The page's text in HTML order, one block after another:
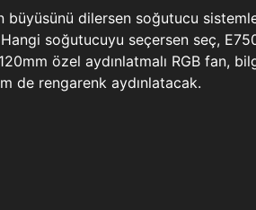
büyüsünü dilersen soğutucu
soğutucuyu seçersen seç,
özel aydınlatmalı RGB fan,
de rengarenk aydınlatacak.